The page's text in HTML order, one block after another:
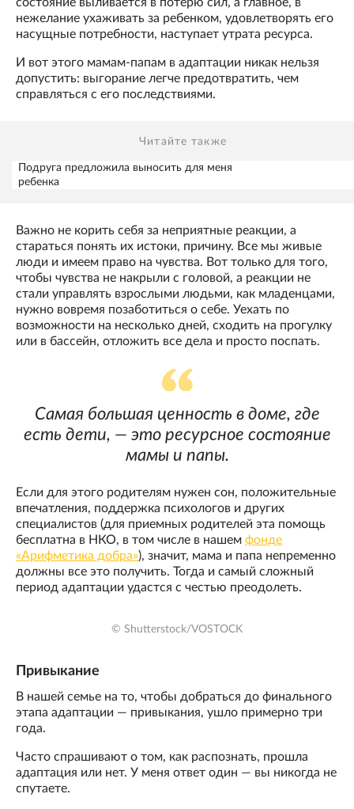
нежелание ухаживать за ребенком, удовлетворять его
насущные потребности, наступает утрата ресурса.
И вот этого мамам-папам в адаптации никак нельзя
допустить: выгорание легче предотвратить, чем
справляться с его последствиями.
Читайте также
Подруга предложила выносить для меня
ребенка
Важно не корить себя за неприятные реакции, а
стараться понять их истоки, причину. Все мы живые
люди и имеем право на чувства. Вот только для того,
чтобы чувства не накрыли с головой, а реакции не
стали управлять взрослыми людьми, как младенцами,
нужно вовремя позаботиться о себе. Уехать по
возможности на несколько дней, сходить на прогулку
или в бассейн, отложить все дела и просто поспать.
Самая большая ценность в доме, где
есть дети, — это ресурсное состояние
мамы и папы.
Если для этого родителям нужен сон, положительные
впечатления, поддержка психологов и других
специалистов (для приемных родителей эта помощь
бесплатна в НКО, в том числе в нашем фонде
«Арифметика добра»), значит, мама и папа непременно
должны все это получить. Тогда и самый сложный
период адаптации удастся с честью преодолеть.
© Shutterstock/VOSTOCK
Привыкание
В нашей семье на то, чтобы добраться до финального
этапа адаптации — привыкания, ушло примерно три
года.
Часто спрашивают о том, как распознать, прошла
адаптация или нет. У меня ответ один — вы никогда не
спутаете.